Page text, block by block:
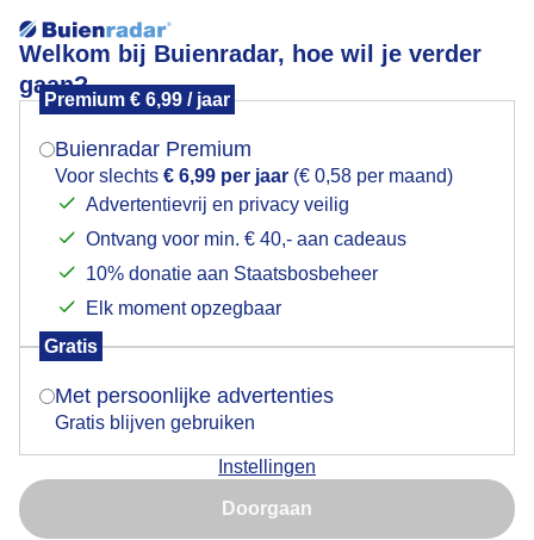
Welkom bij Buienradar, hoe wil je verder
gaan?
Premium € 6,99 / jaar
Buienradar Premium
Voor slechts € 6,99 per jaar (€ 0,58 per maand)
Advertentievrij en privacy veilig
Ontvang voor min. € 40,- aan cadeaus
10% donatie aan Staatsbosbeheer
Elk moment opzegbaar
Gratis
Met persoonlijke advertenties
Gratis blijven gebruiken
Instellingen
Doorgaan
Grijze ochtend op Texel
Cocksdorp in de Eierlandse polder.
Door: Frans Alderse Baas
Mogen we je locatie gebruiken voor het
Indien je hier nog geen akkoord op hebt gegeven,
verschijnt er zo een pop-up uit je browser waarin
Is goed, toon de popup
Nu niet, misschien later